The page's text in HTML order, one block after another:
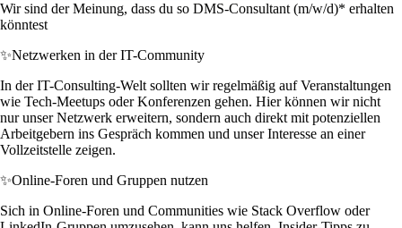
Wir sind der Meinung, dass du so DMS-Consultant (m/w/d)* erhalten
könntest
✨Netzwerken in der IT-Community
In der IT-Consulting-Welt sollten wir regelmäßig auf Veranstaltungen
wie Tech-Meetups oder Konferenzen gehen. Hier können wir nicht
nur unser Netzwerk erweitern, sondern auch direkt mit potenziellen
Arbeitgebern ins Gespräch kommen und unser Interesse an einer
Vollzeitstelle zeigen.
✨Online-Foren und Gruppen nutzen
Sich in Online-Foren und Communities wie Stack Overflow oder